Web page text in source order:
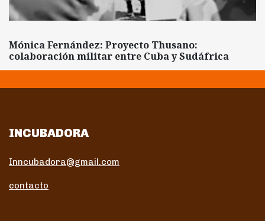
Mónica Fernández: Proyecto Thusano:
colaboración militar entre Cuba y Sudáfrica
INCUBADORA
Inncubadora@gmail.com
contacto